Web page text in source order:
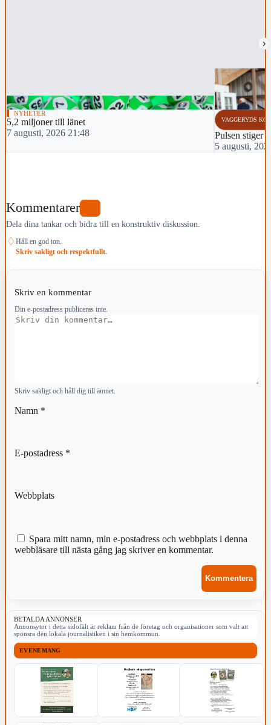
›
NYHETER
5,2 miljoner till länet
7 augusti, 2026 21:48
VAGGERYDS
Pulsen stiger
5 augusti,
Kommentarer
Dela dina tankar och bidra till en konstruktiv diskussion.
♢ Håll en god ton.
Skriv sakligt och respektfullt.
Skriv en kommentar
Din e-postadress publiceras inte.
Kommentar
Skriv sakligt och håll dig till ämnet.
Namn *
E-postadress *
Webbplats
Spara mitt namn, min e-postadress och webbplats i denna
webbläsare till nästa gång jag skriver en kommentar.
BETALDA ANNONSER
Annonsytor i detta sidofält är reklam från de företag och organisationer som valt att
sponsra den lokala journalistiken i sin hemkommun.
EVENEMANG